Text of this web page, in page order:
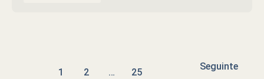
1 2 … 25
Seguinte